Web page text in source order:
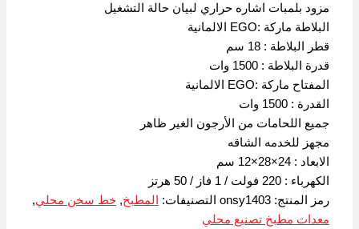
مزود بلمبات اشاره حراري لبيان حالة التشغيل
البلاطة ماركة :EGO الالمانية
قطر البلاطة : 18 سم
قدرة البلاطة : 1500 وات
المفتاح ماركة :EGO الالمانية
القدرة : 1500 وات
جميع اللحامات من الأرجون الغير ظاهر
مجهز للخدمه الشاقه
الابعاد : 24×28×12 سم
الكهرباء : 220 فولت / 1 فاز / 50 هرتز
رمز المنتج:onsy1403 التصنيفات: المطبخ,خط سخن محلي,
معدات مطبخ تصنيع محلي